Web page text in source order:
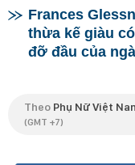
Frances
thừa kế giàu
đỡ đầu của
Theo Phụ Nữ Việt
(GMT +7)